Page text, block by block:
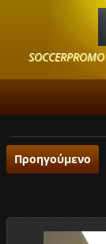
Προηγούμενο